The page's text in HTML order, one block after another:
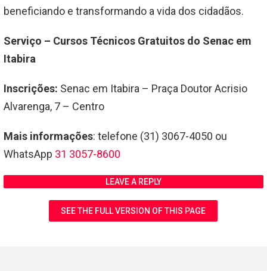
beneficiando e transformando a vida dos cidadãos.
Serviço – Cursos Técnicos Gratuitos do Senac em
Itabira
Inscrições: Senac em Itabira – Praça Doutor Acrisio
Alvarenga, 7 – Centro
Mais informações: telefone (31) 3067-4050 ou
WhatsApp 31 3057-8600
LEAVE A REPLY
SEE THE FULL VERSION OF THIS PAGE